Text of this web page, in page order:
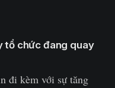
tổ chức đang quay
đi kèm với sự tăng